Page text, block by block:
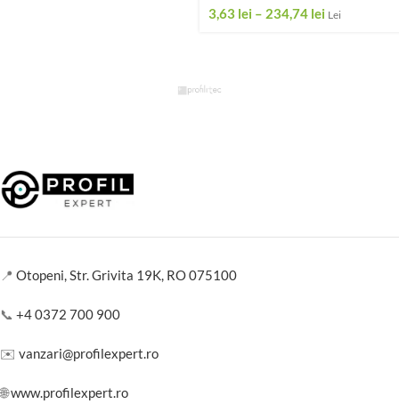
3,63 lei – 234,74 lei Lei
📍 Otopeni, Str. Grivita 19K, RO 075100
📞 +4 0372 700 900
✉️ vanzari@profilexpert.ro
🌐www.profilexpert.ro